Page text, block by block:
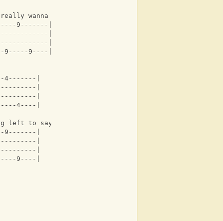
wanna
9-------|
|
|
9----|
|
|
|
4----|
left to say
|
|
|
9----|